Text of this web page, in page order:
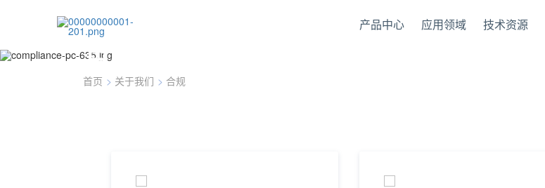
产品中心 应用领域 技术资源
合规
首页 > 关于我们 > 合规